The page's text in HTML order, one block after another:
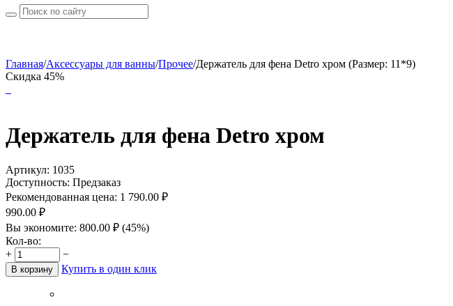
Главная/Аксессуары для ванны/Прочее/Держатель для фена Detro хром (Размер: 11*9)
Скидка 45%
Держатель для фена Detro хром
Артикул: 1035
Доступность: Предзаказ
Рекомендованная цена: 1 790.00 ₽
990.00 ₽
Вы экономите: 800.00 ₽ (45%)
Кол-во:
+
−
В корзину Купить в один клик